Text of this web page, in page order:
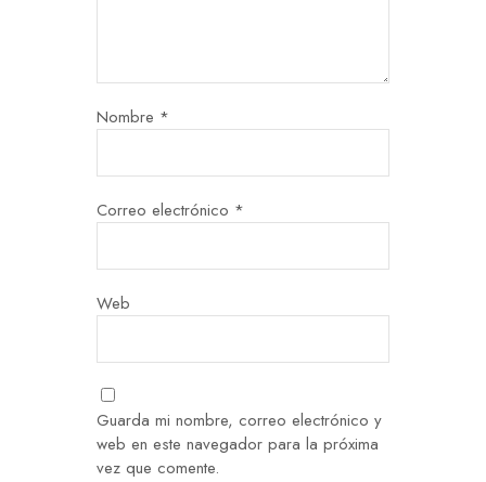
Nombre *
Correo electrónico *
Web
Guarda mi nombre, correo electrónico y
web en este navegador para la próxima
vez que comente.